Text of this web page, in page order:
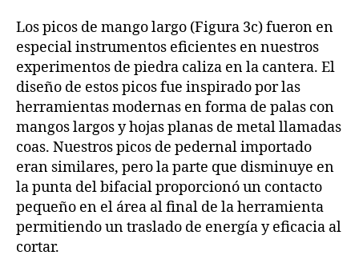
Los picos de mango largo (Figura 3c) fueron en
especial instrumentos eficientes en nuestros
experimentos de piedra caliza en la cantera. El
diseño de estos picos fue inspirado por las
herramientas modernas en forma de palas con
mangos largos y hojas planas de metal llamadas
coas. Nuestros picos de pedernal importado
eran similares, pero la parte que disminuye en
la punta del bifacial proporcionó un contacto
pequeño en el área al final de la herramienta
permitiendo un traslado de energía y eficacia al
cortar.